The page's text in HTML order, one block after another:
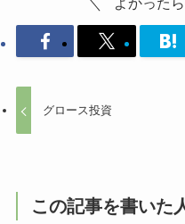
グロース投資
この記事を書いた